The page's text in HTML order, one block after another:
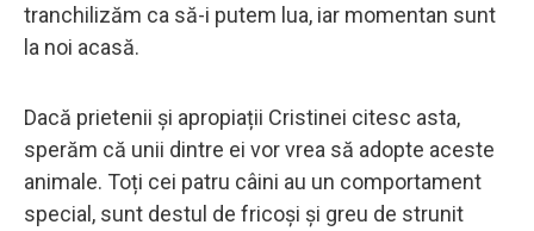
tranchilizăm ca să-i putem lua, iar momentan sunt
la noi acasă.
Dacă prietenii și apropiații Cristinei citesc asta,
sperăm că unii dintre ei vor vrea să adopte aceste
animale. Toți cei patru câini au un comportament
special, sunt destul de fricoși și greu de strunit